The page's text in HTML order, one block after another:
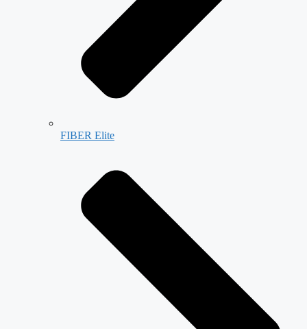
FIBER Elite